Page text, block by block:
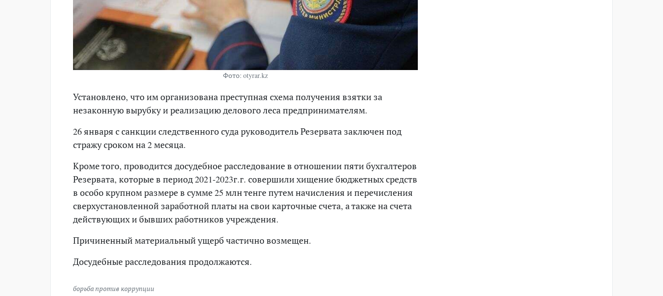
Фото: otyrar.kz
Установлено, что им организована преступная схема получения взятки за
незаконную вырубку и реализацию делового леса предпринимателям.
26 января с санкции следственного суда руководитель Резервата заключен под
стражу сроком на 2 месяца.
Кроме того, проводится досудебное расследование в отношении пяти бухгалтеров
Резервата, которые в период 2021-2023г.г. совершили хищение бюджетных средств
в особо крупном размере в сумме 25 млн тенге путем начисления и перечисления
сверхустановленной заработной платы на свои карточные счета, а также на счета
действующих и бывших работников учреждения.
Причиненный материальный ущерб частично возмещен.
Досудебные расследования продолжаются.
борьба против коррупции